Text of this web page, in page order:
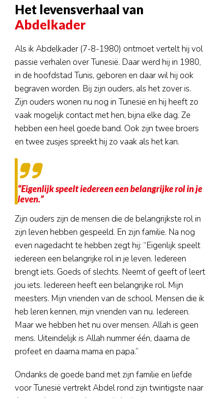
Gedragscode
Fondsen
ANBI
Jaarverslagen
Activiteiten
Nieuws
Contact
Doneren
Het levensverhaal van
Abdelkader
Als ik Abdelkader (7-8-1980) ontmoet vertelt hij vol
passie verhalen over Tunesië. Daar werd hij in 1980,
in de hoofdstad Tunis, geboren en daar wil hij ook
begraven worden. Bij zijn ouders, als het zover is.
Zijn ouders wonen nu nog in Tunesië en hij heeft zo
vaak mogelijk contact met hen, bijna elke dag. Ze
hebben een heel goede band. Ook zijn twee broers
en twee zusjes spreekt hij zo vaak als het kan.
“Eigenlijk speelt iedereen een belangrijke rol in je
leven.”
Zijn ouders zijn de mensen die de belangrijkste rol in
zijn leven hebben gespeeld. En zijn familie. Na nog
even nagedacht te hebben zegt hij: “Eigenlijk speelt
iedereen een belangrijke rol in je leven. Iedereen
brengt iets. Goeds of slechts. Neemt of geeft of leert
jou iets. Iedereen heeft een belangrijke rol. Mijn
meesters. Mijn vrienden van de school. Mensen die ik
heb leren kennen, mijn vrienden van nu. Iedereen.
Maar we hebben het nu over mensen. Allah is geen
mens. Uiteindelijk is Allah nummer één, daarna de
profeet en daarna mama en papa.”
Ondanks de goede band met zijn familie en liefde
voor Tunesië vertrekt Abdel rond zijn twintigste naar